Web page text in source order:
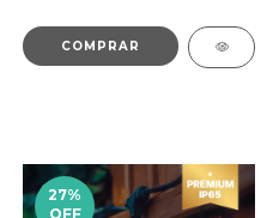
COMPRAR
27%
OFF